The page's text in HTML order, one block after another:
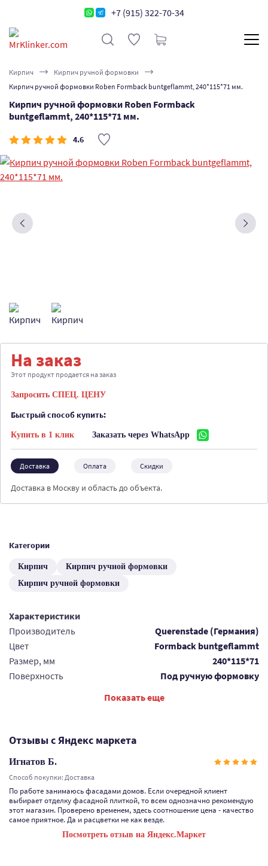
+7 (915) 322-70-34
Кирпич
Кирпич ручной формовки
Кирпич ручной формовки Roben Formback buntgeflammt, 240*115*71 мм.
Кирпич ручной формовки Roben Formback
buntgeflammt, 240*115*71 мм.
4.6
Категории
Кирпич
Кирпич ручной формовки
Кирпич ручной формовки
Характеристики
Производитель
Querenstade (Германия)
Цвет
Formback buntgeflammt
Размер, мм
240*115*71
Поверхность
Под ручную формовку
Показать еще
На заказ
Этот продукт продается на заказ
Запросить СПЕЦ. ЦЕНУ
Быстрый способ купить:
Купить в 1 клик Заказать через WhatsApp
Доставка Оплата Скидки
Доставка в Москву и область до объекта.
Отзывы с Яндекс маркета
Игнатов Б.
Способ покупки: Доставка
По работе занимаюсь фасадами домов. Если очередной клиент
выбирает отделку фасадной плиткой, то всем однозначно рекомендую
этот магазин. Проверено временем, здесь соотношение цена - качество
самое приятное. Да и расцветки не как везде.
Посмотреть отзыв на Яндекс.Маркет